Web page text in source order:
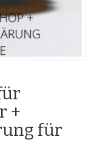
+
für